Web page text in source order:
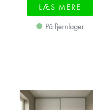
LÆS MERE
På fjernlager